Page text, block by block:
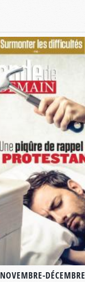
NOVEMBRE-DÉCEMBRE